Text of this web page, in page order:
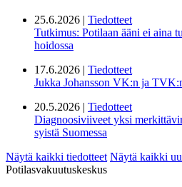
25.6.2026 | Tiedotteet
Tutkimus: Potilaan ääni ei aina
hoidossa
17.6.2026 | Tiedotteet
Jukka Johansson VK:n ja
20.5.2026 | Tiedotteet
Diagnoosiviiveet yksi
syistä Suomessa
Näytä kaikki tiedotteet Näytä kaikki
Potilasvakuutuskeskus